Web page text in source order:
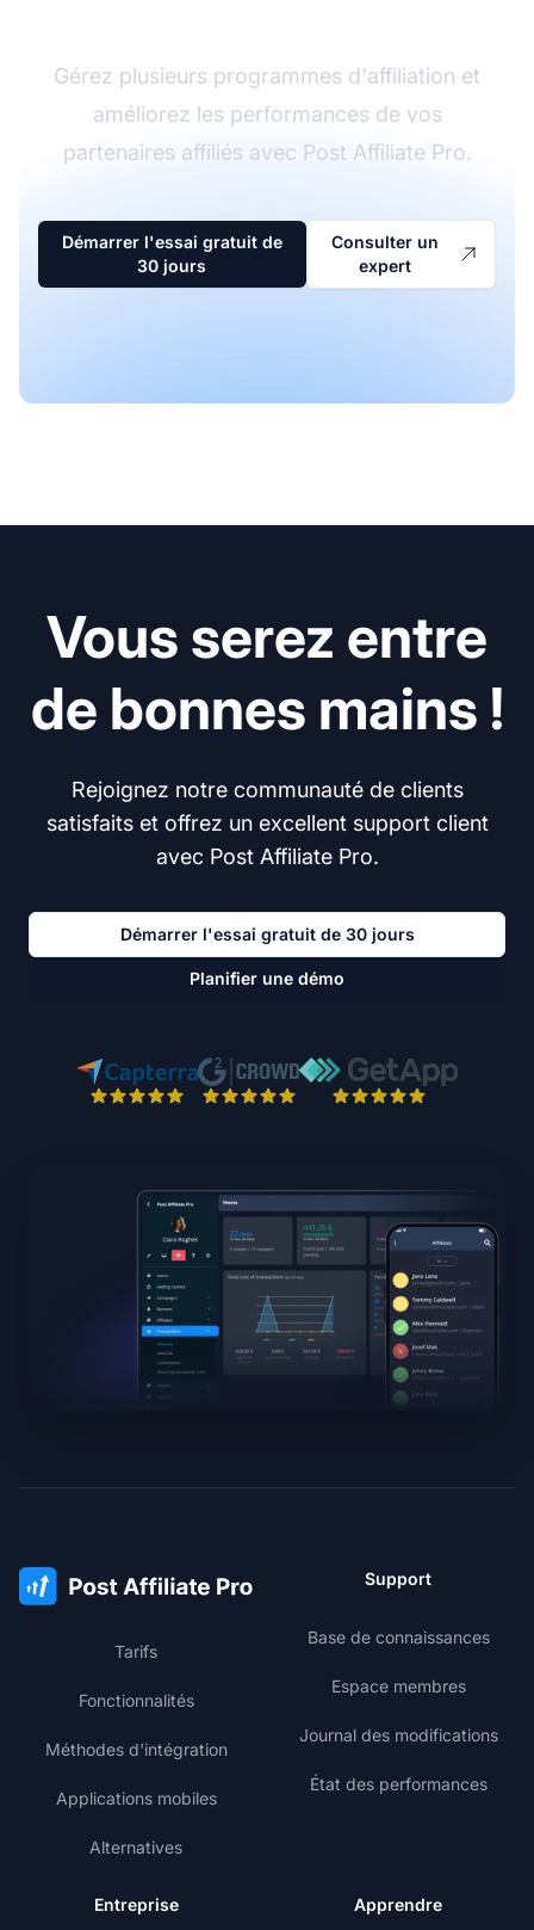
Gérez plusieurs programmes d'affiliation et
améliorez les performances de vos
partenaires affiliés avec Post Affiliate Pro.
Démarrer l'essai gratuit de
30 jours
Consulter un
expert
Vous serez entre
de bonnes mains !
Rejoignez notre communauté de clients
satisfaits et offrez un excellent support client
avec Post Affiliate Pro.
Démarrer l'essai gratuit de 30 jours
Planifier une démo
Tarifs
Fonctionnalités
Méthodes d'intégration
Applications mobiles
Alternatives
Support
Base de connaissances
Espace membres
Journal des modifications
État des performances
Entreprise Apprendre